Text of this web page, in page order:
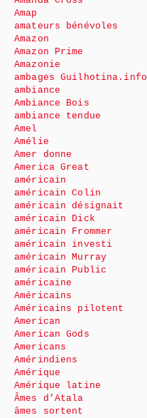
Amap
amateurs bénévoles
Amazon
Amazon Prime
Amazonie
ambages Guilhotina.info
ambiance
Ambiance Bois
ambiance tendue
Amel
Amélie
Amer donne
America Great
américain
américain Colin
américain désignait
américain Dick
américain Frommer
américain investi
américain Murray
américain Public
américaine
Américains
Américains pilotent
American
American Gods
Americans
Amérindiens
Amérique
Amérique latine
Âmes d’Atala
âmes sortent